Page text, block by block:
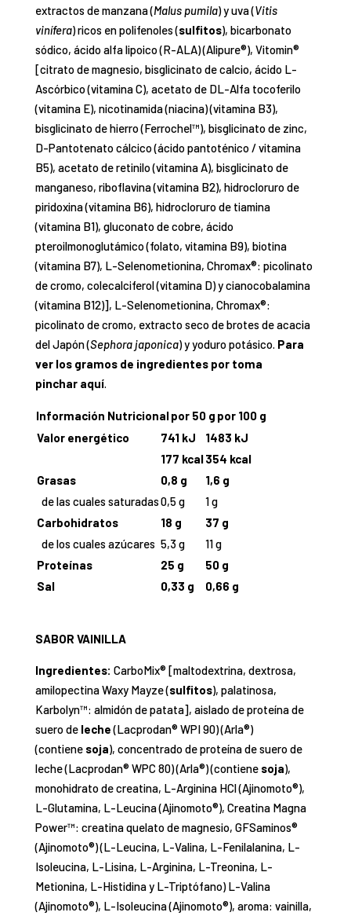
extractos de manzana (Malus pumila) y uva (Vitis
vinífera) ricos en polifenoles (sulfitos), bicarbonato
sódico, ácido alfa lipoico (R-ALA) (Alipure®), Vitomin®
[citrato de magnesio, bisglicinato de calcio, ácido L-
Ascórbico (vitamina C), acetato de DL-Alfa tocoferilo
(vitamina E), nicotinamida (niacina) (vitamina B3),
bisglicinato de hierro (Ferrochel™), bisglicinato de zinc,
D-Pantotenato cálcico (ácido pantoténico / vitamina
B5), acetato de retinilo (vitamina A), bisglicinato de
manganeso, riboflavina (vitamina B2), hidrocloruro de
piridoxina (vitamina B6), hidrocloruro de tiamina
(vitamina B1), gluconato de cobre, ácido
pteroilmonoglutámico (folato, vitamina B9), biotina
(vitamina B7), L-Selenometionina, Chromax®: picolinato
de cromo, colecalciferol (vitamina D) y cianocobalamina
(vitamina B12)], L-Selenometionina, Chromax®:
picolinato de cromo, extracto seco de brotes de acacia
del Japón (Sephora japonica) y yoduro potásico. Para
ver los gramos de ingredientes por toma
pinchar aquí.
Información Nutricionalpor 50 g por 100 g
Valor energético
741 kJ
1483 kJ
177 kcal354 kcal
Grasas
0,8 g
1,6 g
de las cuales saturadas0,5 g
1 g
Carbohidratos
18 g
37 g
de los cuales azúcares 5,3 g
11 g
Proteínas
25 g
50 g
Sal
0,33 g 0,66 g
SABOR VAINILLA
Ingredientes: CarboMix® [maltodextrina, dextrosa,
amilopectina Waxy Mayze (sulfitos), palatinosa,
Karbolyn™: almidón de patata], aislado de proteína de
suero de leche(Lacprodan® WPI 90) (Arla®)
(contiene soja), concentrado de proteína de suero de
leche (Lacprodan® WPC 80) (Arla®) (contiene soja),
monohidrato de creatina, L-Arginina HCl (Ajinomoto®),
L-Glutamina, L-Leucina (Ajinomoto®), Creatina Magna
Power™: creatina quelato de magnesio, GFSaminos®
(Ajinomoto®) (L-Leucina, L-Valina, L-Fenilalanina, L-
Isoleucina, L-Lisina, L-Arginina, L-Treonina, L-
Metionina, L-Histidina y L-Triptófano) L-Valina
(Ajinomoto®), L-Isoleucina (Ajinomoto®), aroma: vainilla,